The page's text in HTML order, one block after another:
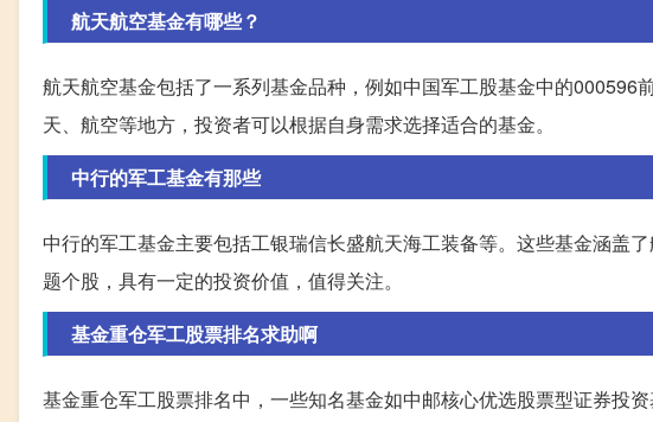
航天航空基金有哪些？
航天航空基金包括了一系列基金品种，例如中国军工股基金中的
天、航空等地方，投资者可以根据自身需求选择适合的基金。
中行的军工基金有那些
中行的军工基金主要包括工银瑞信长盛航天海工装备等。这些基金涵盖
题个股，具有一定的投资价值，值得关注。
基金重仓军工股票排名求助啊
基金重仓军工股票排名中，一些知名基金如中邮核心优选股票型证券投